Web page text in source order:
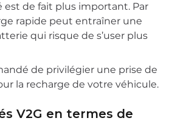
est de fait plus important. Par
rapide peut entraîner une
qui risque de s’user plus
de privilégier une prise de
la recharge de votre véhicule.
V2G en termes de